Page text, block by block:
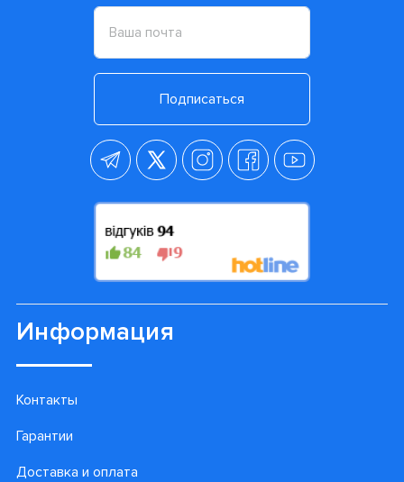
Подписаться
Информация
Контакты
Гарантии
Доставка и оплата